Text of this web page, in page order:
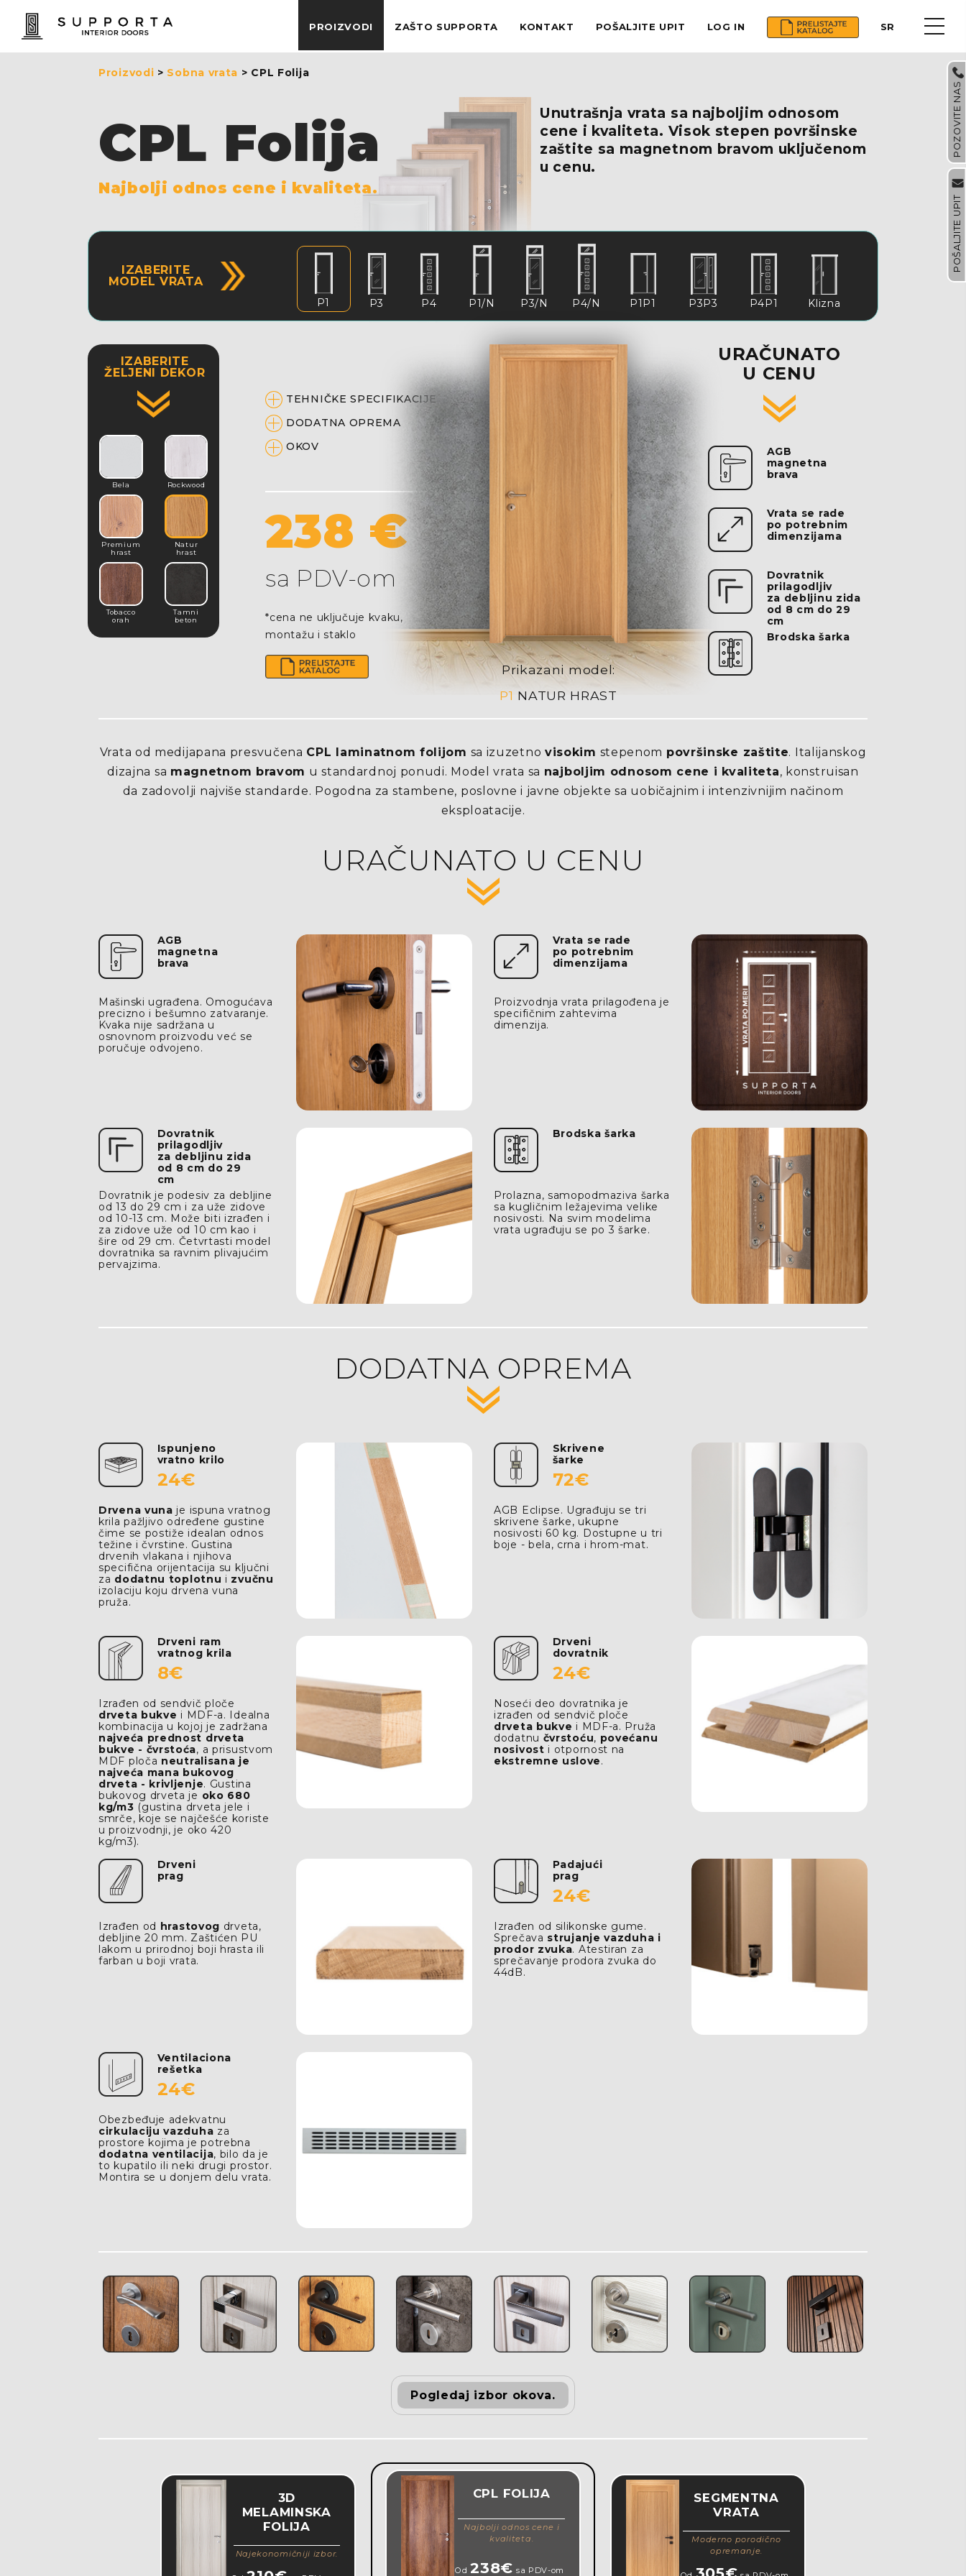
PROIZVODI ZAŠTO SUPPORTA KONTAKT POŠALJITE UPIT LOG IN SR
Proizvodi > Sobna vrata > CPL Folija
CPL Folija
Najbolji odnos cene i kvaliteta.
Unutrašnja vrata sa najboljim odnosom
cene i kvaliteta. Visok stepen površinske
zaštite sa magnetnom bravom uključenom
u cenu.
IZABERITE
MODEL VRATA
P1 P3 P4 P1/N P3/N P4/N P1P1 P3P3 P4P1 Klizna
IZABERITE
ŽELJENI DEKOR
Bela Rockwood
Premium
hrast
Natur
hrast
Tobacco
orah
Tamni
beton
TEHNIČKE SPECIFIKACIJE
DODATNA OPREMA
OKOV
238 €
sa PDV-om
*cena ne uključuje kvaku,
montažu i staklo
Prikazani model:
P1 NATUR HRAST
URAČUNATO
U CENU
AGB
magnetna
brava
Vrata se rade
po potrebnim
dimenzijama
Dovratnik
prilagodljiv
za debljinu zida
od 8 cm do 29
cm
Brodska šarka
Vrata od medijapana presvučena CPL laminatnom folijom sa izuzetno visokim stepenom površinske zaštite. Italijanskog
dizajna sa magnetnom bravom u standardnoj ponudi. Model vrata sa najboljim odnosom cene i kvaliteta, konstruisan
da zadovolji najviše standarde. Pogodna za stambene, poslovne i javne objekte sa uobičajnim i intenzivnijim načinom
eksploatacije.
URAČUNATO U CENU
AGB
magnetna
brava
Mašinski ugrađena. Omogućava
precizno i bešumno zatvaranje.
Kvaka nije sadržana u
osnovnom proizvodu već se
poručuje odvojeno.
Vrata se rade
po potrebnim
dimenzijama
Proizvodnja vrata prilagođena je
specifičnim zahtevima
dimenzija.
Dovratnik
prilagodljiv
za debljinu zida
od 8 cm do 29
cm
Dovratnik je podesiv za debljine
od 13 do 29 cm i za uže zidove
od 10-13 cm. Može biti izrađen i
za zidove uže od 10 cm kao i
šire od 29 cm. Četvrtasti model
dovratnika sa ravnim plivajućim
pervajzima.
Brodska šarka
Prolazna, samopodmaziva šarka
sa kugličnim ležajevima velike
nosivosti. Na svim modelima
vrata ugrađuju se po 3 šarke.
DODATNA OPREMA
Ispunjeno
vratno krilo
24€
Drvena vuna je ispuna vratnog
krila pažljivo određene gustine
čime se postiže idealan odnos
težine i čvrstine. Gustina
drvenih vlakana i njihova
specifična orijentacija su ključni
za dodatnu toplotnu i zvučnu
izolaciju koju drvena vuna
pruža.
Skrivene
šarke
72€
AGB Eclipse. Ugrađuju se tri
skrivene šarke, ukupne
nosivosti 60 kg. Dostupne u tri
boje - bela, crna i hrom-mat.
Drveni ram
vratnog krila
8€
Izrađen od sendvič ploče
drveta bukve i MDF-a. Idealna
kombinacija u kojoj je zadržana
najveća prednost drveta
bukve - čvrstoća, a prisustvom
MDF ploča neutralisana je
najveća mana bukovog
drveta - krivljenje. Gustina
bukovog drveta je oko 680
kg/m3 (gustina drveta jele i
smrče, koje se najčešće koriste
u proizvodnji, je oko 420
kg/m3).
Drveni
dovratnik
24€
Noseći deo dovratnika je
izrađen od sendvič ploče
drveta bukve i MDF-a. Pruža
dodatnu čvrstoću, povećanu
nosivost i otpornost na
ekstremne uslove.
Drveni
prag
Izrađen od hrastovog drveta,
debljine 20 mm. Zaštićen PU
lakom u prirodnoj boji hrasta ili
farban u boji vrata.
Padajući
prag
24€
Izrađen od silikonske gume.
Sprečava strujanje vazduha i
prodor zvuka. Atestiran za
sprečavanje prodora zvuka do
44dB.
Ventilaciona
rešetka
24€
Obezbeđuje adekvatnu
cirkulaciju vazduha za
prostore kojima je potrebna
dodatna ventilacija, bilo da je
to kupatilo ili neki drugi prostor.
Montira se u donjem delu vrata.
Pogledaj izbor okova.
3D
MELAMINSKA
FOLIJA
Najekonomičniji izbor.
CPL FOLIJA
Najbolji odnos cene i
kvaliteta.
Od 238€ sa PDV-om
SEGMENTNA
VRATA
Moderno porodično
opremanje.
305€
POZOVITE NAS
POŠALJITE UPIT